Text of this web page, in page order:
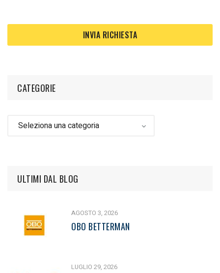
CATEGORIE
ULTIMI DAL BLOG
AGOSTO 3, 2026
OBO BETTERMAN
LUGLIO 29, 2026